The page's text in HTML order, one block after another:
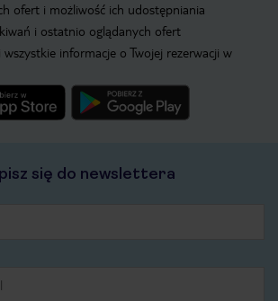
ofert i możliwość ich udostępniania
i ostatnio oglądanych ofert
informacje o Twojej rezerwacji w
się do newslettera